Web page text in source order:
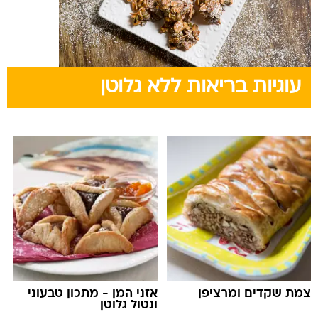
עוגיות בריאות ללא גלוטן
צמת שקדים ומרציפן
אזני המן - מתכון טבעוני
ונטול גלוטן